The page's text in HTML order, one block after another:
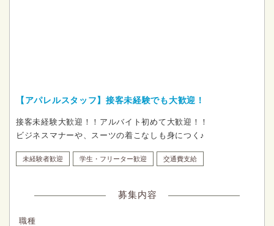
【アパレルスタッフ】接客未経験でも大歓迎！
接客未経験大歓迎！！アルバイト初めて大歓迎！！
ビジネスマナーや、スーツの着こなしも身につく♪
未経験者歓迎 学生・フリーター歓迎 交通費支給
募集内容
職種